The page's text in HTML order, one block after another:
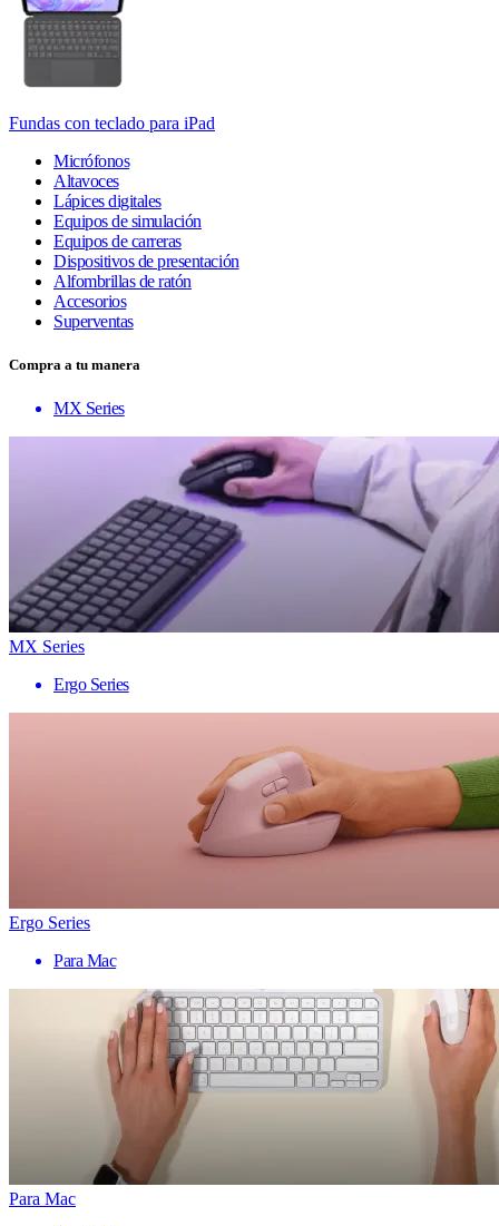
Fundas con teclado para iPad
Micrófonos
Altavoces
Lápices digitales
Equipos de simulación
Equipos de carreras
Dispositivos de presentación
Alfombrillas de ratón
Accesorios
Superventas
Compra a tu manera
MX Series
MX Series
Ergo Series
Ergo Series
Para Mac
Para Mac